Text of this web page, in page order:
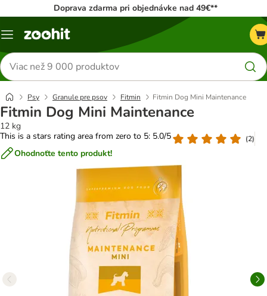
Doprava zdarma pri objednávke nad 49€**
Kategórie
Hľadať
produkty
Psy Granule pre psov Fitmin Fitmin Dog Mini Maintenance
Fitmin Dog Mini Maintenance
12 kg
This is a stars rating area from zero to 5: 5.0/5
(2)
Ohodnoťte tento produkt!